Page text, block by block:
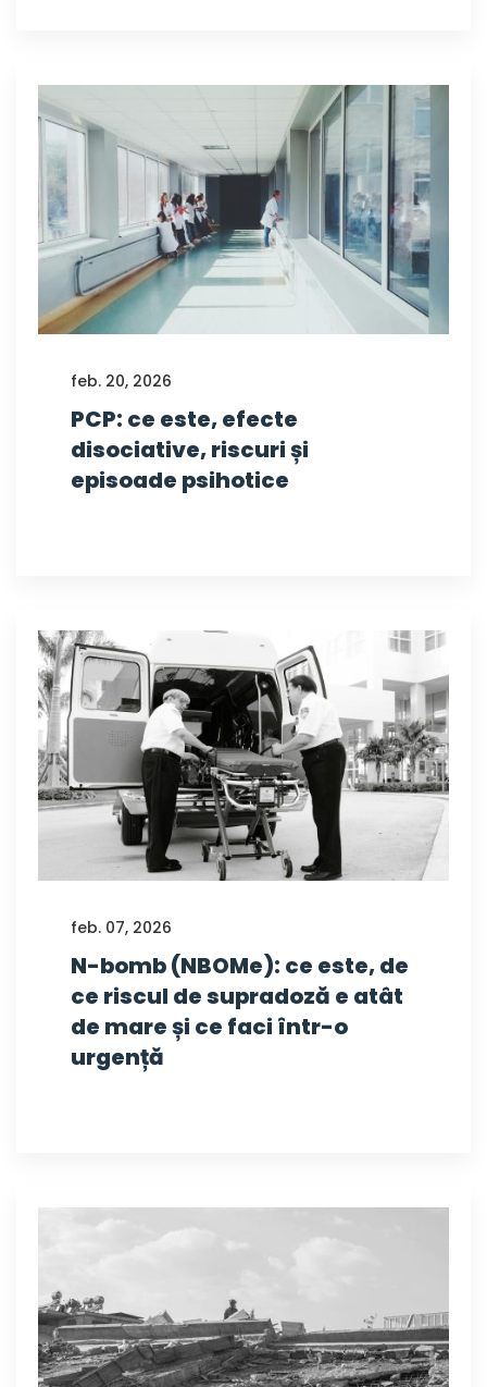
feb. 20, 2026
PCP: ce este, efecte
disociative, riscuri și
episoade psihotice
feb. 07, 2026
N-bomb (NBOMe): ce este, de
ce riscul de supradoză e atât
de mare și ce faci într-o
urgență